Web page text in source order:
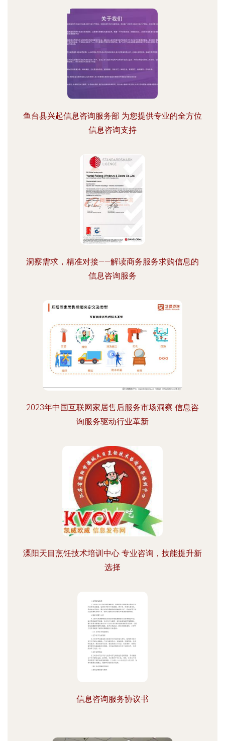
鱼台县兴起信息咨询服务部 为您提供专业的全方位
信息咨询支持
洞察需求，精准对接——解读商务服务求购信息的
信息咨询服务
2023年中国互联网家居售后服务市场洞察 信息咨
询服务驱动行业革新
溧阳天目烹饪技术培训中心 专业咨询，技能提升新
选择
信息咨询服务协议书